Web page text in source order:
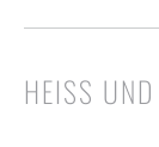
HEISS